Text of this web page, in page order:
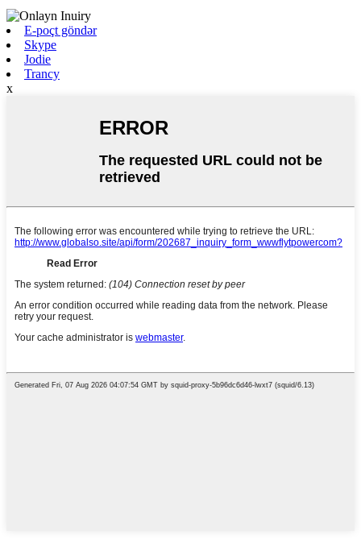
E-poçt göndər
Skype
Jodie
Trancy
x